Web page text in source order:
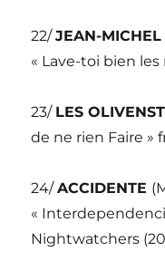
22/JEAN-MICHEL
« Lave-toi bien les
23/ LES
de ne rien Faire »
24/ACCIDENTE
«
Nightwatchers